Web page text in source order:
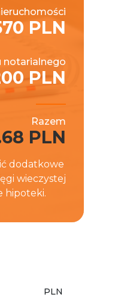
PLN
notarialnego
PLN
Razem
PLN
dodatkowe
wieczystej
hipoteki.
PLN